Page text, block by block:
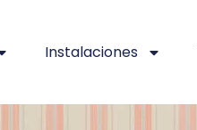
Instalaciones